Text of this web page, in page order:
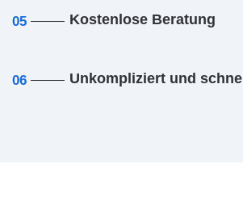
05 Kostenlose Beratung
06 Unkompliziert und schnell